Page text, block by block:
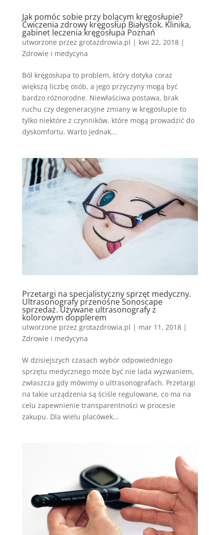
Jak pomóc sobie przy bolącym kręgosłupie?
Ćwiczenia zdrowy kręgosłup Białystok. Klinika,
gabinet leczenia kręgosłupa Poznań
utworzone przez grotazdrowia.pl | kwi 22, 2018|
Zdrowie i medycyna
Ból kręgosłupa to problem, który dotyka coraz
większą liczbę osób, a jego przyczyny mogą być
bardzo różnorodne. Niewłaściwa postawa, brak
ruchu czy degeneracyjne zmiany w kręgosłupie to
tylko niektóre z czynników, które mogą prowadzić do
dyskomfortu. Warto jednak...
Przetargi na specjalistyczny sprzęt medyczny.
Ultrasonografy przenośne Sonoscape
sprzedaż. Używane ultrasonografy z
kolorowym dopplerem
utworzone przez grotazdrowia.pl | mar 11, 2018|
Zdrowie i medycyna
W dzisiejszych czasach wybór odpowiedniego
sprzętu medycznego może być nie lada wyzwaniem,
zwłaszcza gdy mówimy o ultrasonografach. Przetargi
na takie urządzenia są ściśle regulowane, co ma na
celu zapewnienie transparentności w procesie
zakupu. Dla wielu placówek...